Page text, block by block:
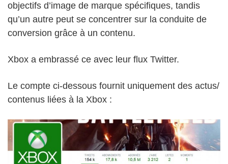
objectifs d’image de marque spécifiques, tandis
qu’un autre peut se concentrer sur la conduite de
conversion grâce à un contenu.
Xbox a embrassé ce avec leur flux Twitter.
Le compte ci-dessous fournit uniquement des actus/
contenus liées à la Xbox :